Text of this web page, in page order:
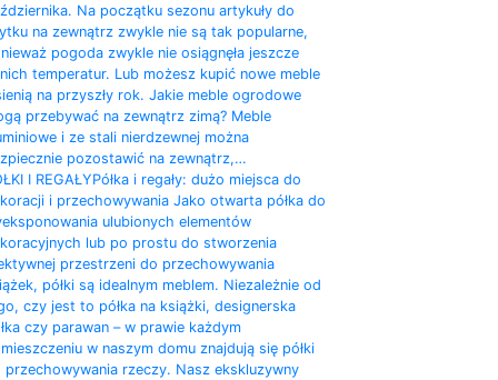
Na początku sezonu artykuły do
na zewnątrz zwykle nie są tak popularne,
pogoda zwykle nie osiągnęła jeszcze
temperatur. Lub możesz kupić nowe meble
na przyszły rok. Jakie meble ogrodowe
przebywać na zewnątrz zimą? Meble
i ze stali nierdzewnej można
pozostawić na zewnątrz,…
I REGAŁYPółka i regały: dużo miejsca do
i przechowywania Jako otwarta półka do
ulubionych elementów
lub po prostu do stworzenia
przestrzeni do przechowywania
półki są idealnym meblem. Niezależnie od
czy jest to półka na książki, designerska
czy parawan – w prawie każdym
w naszym domu znajdują się półki
przechowywania rzeczy. Nasz ekskluzywny